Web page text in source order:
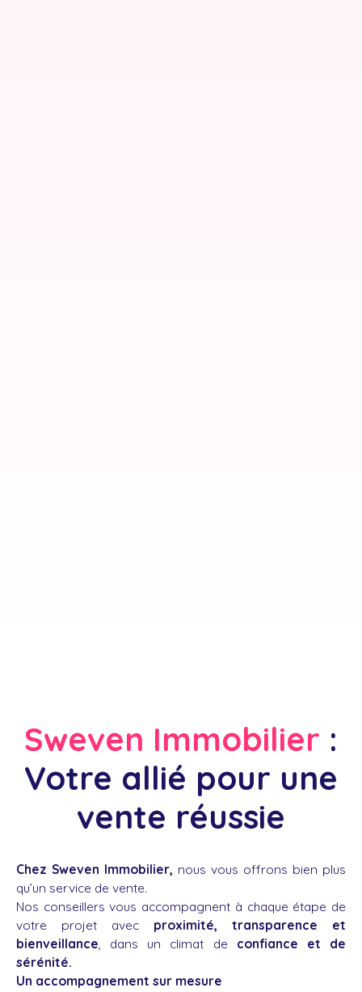
Sweven Immobilier :
Votre allié pour une
vente réussie
Chez Sweven Immobilier, nous vous offrons bien plus
qu’un service de vente.
Nos conseillers vous accompagnent à chaque étape de
votre projet avec proximité, transparence et
bienveillance, dans un climat de confiance et de
sérénité.
Un accompagnement sur mesure